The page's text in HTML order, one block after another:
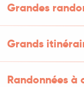
Grandes
Grands
Randonnées